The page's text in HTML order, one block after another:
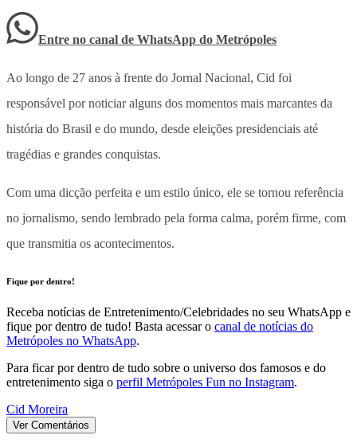
Entre no canal de WhatsApp do Metrópoles
Ao longo de 27 anos à frente do Jornal Nacional, Cid foi
responsável por noticiar alguns dos momentos mais marcantes da
história do Brasil e do mundo, desde eleições presidenciais até
tragédias e grandes conquistas.
Com uma dicção perfeita e um estilo único, ele se tornou referência
no jornalismo, sendo lembrado pela forma calma, porém firme, com
que transmitia os acontecimentos.
Fique por dentro!
Receba notícias de Entretenimento/Celebridades no seu WhatsApp e
fique por dentro de tudo! Basta acessar o canal de notícias do
Metrópoles no WhatsApp.
Para ficar por dentro de tudo sobre o universo dos famosos e do
entretenimento siga o perfil Metrópoles Fun no Instagram.
Cid Moreira
Ver Comentários